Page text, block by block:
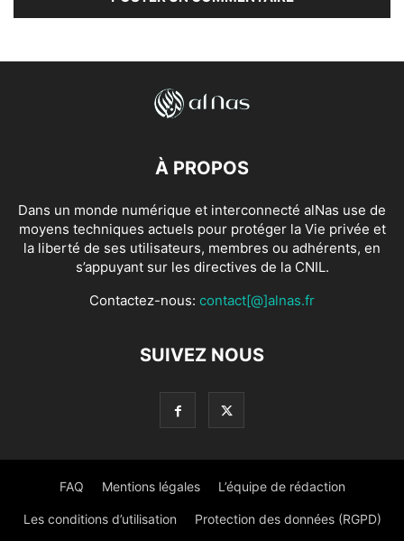
À PROPOS
Dans un monde numérique et interconnecté alNas use de
moyens techniques actuels pour protéger la Vie privée et
la liberté de ses utilisateurs, membres ou adhérents, en
s’appuyant sur les directives de la CNIL.
Contactez-nous: contact[@]alnas.fr
SUIVEZ NOUS
FAQ Mentions légales L’équipe de rédaction
Les conditions d’utilisation Protection des données (RGPD)